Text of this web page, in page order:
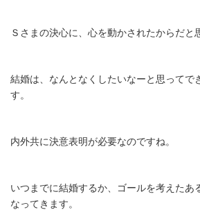
Ｓさまの決心に、心を動かされたからだと
結婚は、なんとなくしたいなーと思ってで
す。
内外共に決意表明が必要なのですね。
いつまでに結婚するか、ゴールを考えたあ
なってきます。